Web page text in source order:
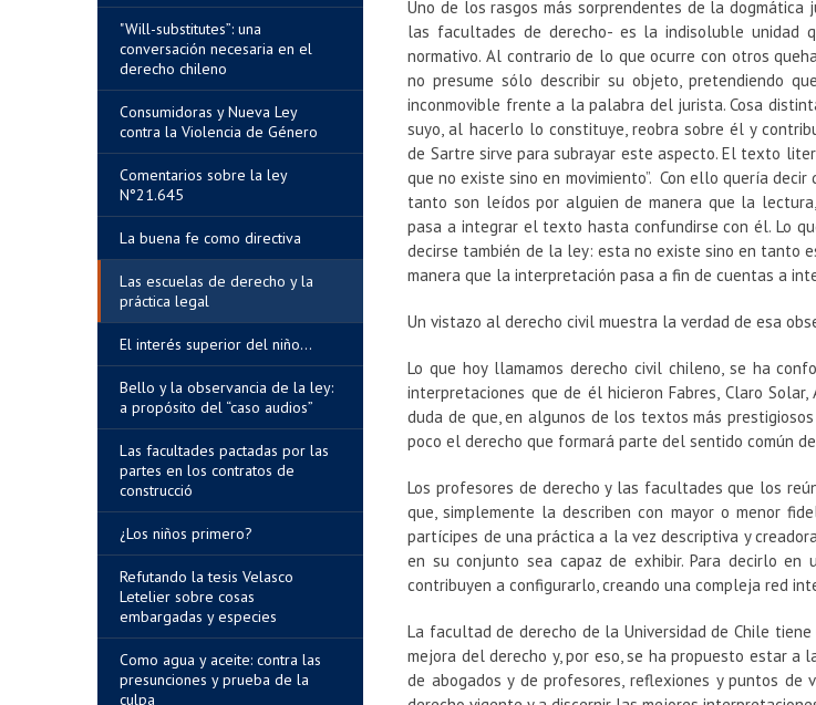
"Will-substitutes”: una
conversación necesaria en el
derecho chileno
Consumidoras y Nueva Ley
contra la Violencia de Género
Comentarios sobre la ley
N°21.645
La buena fe como directiva
Las escuelas de derecho y la
práctica legal
El interés superior del niño...
Bello y la observancia de la ley:
a propósito del “caso audios”
Las facultades pactadas por las
partes en los contratos de
construcció
¿Los niños primero?
Refutando la tesis Velasco
Letelier sobre cosas
embargadas y especies
Como agua y aceite: contra las
presunciones y prueba de la
culpa
Uno de los rasgos más sorprendentes de la dogmática
las facultades de derecho- es la indisoluble unidad
normativo. Al contrario de lo que ocurre con otros
no presume sólo describir su objeto, pretendiendo
inconmovible frente a la palabra del jurista. Cosa
suyo, al hacerlo lo constituye, reobra sobre él y
de Sartre sirve para subrayar este aspecto. El texto
que no existe sino en movimiento”. Con ello quería
tanto son leídos por alguien de manera que la
pasa a integrar el texto hasta confundirse con él. Lo
decirse también de la ley: esta no existe sino en tanto
manera que la interpretación pasa a fin de cuentas a
Un vistazo al derecho civil muestra la verdad de esa
Lo que hoy llamamos derecho civil chileno, se ha
interpretaciones que de él hicieron Fabres, Claro
duda de que, en algunos de los textos más
poco el derecho que formará parte del sentido común
Los profesores de derecho y las facultades que los
que, simplemente la describen con mayor o menor
partícipes de una práctica a la vez descriptiva y
en su conjunto sea capaz de exhibir. Para decirlo en
contribuyen a configurarlo, creando una compleja red
La facultad de derecho de la Universidad de Chile
mejora del derecho y, por eso, se ha propuesto estar
de abogados y de profesores, reflexiones y puntos